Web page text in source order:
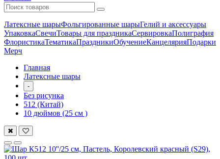
Латексные шарыФольгированные шарыГелий и аксессуары
УпаковкаСвечиТовары для праздникаСервировкаПолиграфия
ФлористикаТематикаПраздникиОбучениеКанцелярияПодарки
Мерч
Главная
Латексные шары
-
Без рисунка
512 (Китай)
10 дюймов (25 см )